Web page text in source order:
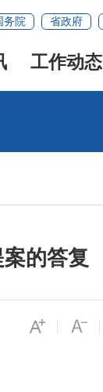
务院 省政府
工作动态
的答复